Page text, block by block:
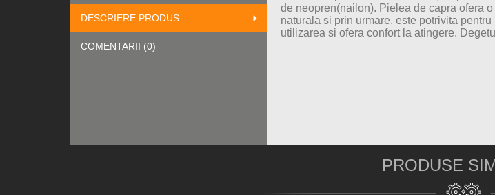
DESCRIERE PRODUS
COMENTARII (0)
de neopren(nailon). Pielea de capra ofera
naturala si prin urmare, este potrivita
utilizarea si ofera confort la atingere.
PRODUSE